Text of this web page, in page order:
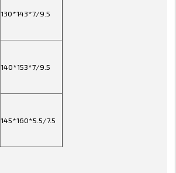
130*143*7/9.5
140*153*7/9.5
145*160*5.5/7.5